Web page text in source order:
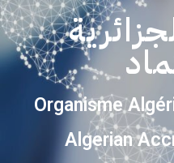
Organisme
Algerian